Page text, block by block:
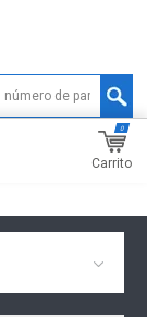
Carrito
0